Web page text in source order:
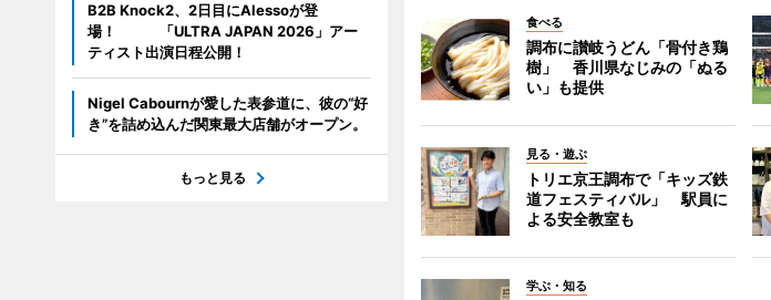
食べる
調布に讃岐うどん「骨付き鶏
樹」 香川県なじみの「ぬる
い」も提供
見る・遊ぶ
トリエ京王調布で「キッズ鉄
道フェスティバル」 駅員に
よる安全教室も
学ぶ・知る
B2B Knock2、2日目にAlessoが登
場！ 「ULTRA JAPAN 2026」アー
ティスト出演日程公開！
Nigel Cabournが愛した表参道に、彼の“好
き”を詰め込んだ関東最大店舗がオープン。
もっと見る